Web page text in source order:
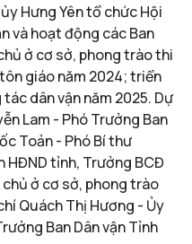
Hưng Yên tổ chức Hội
và hoạt động các Ban
ở cơ sở, phong trào thi
giáo năm 2024; triển
dân vận năm 2025. Dự
Lam - Phó Trưởng Ban
Toản - Phó Bí thư
tỉnh, Trưởng BCĐ
ở cơ sở, phong trào
Quách Thị Hương - Ủy
Ban Dân vận Tỉnh